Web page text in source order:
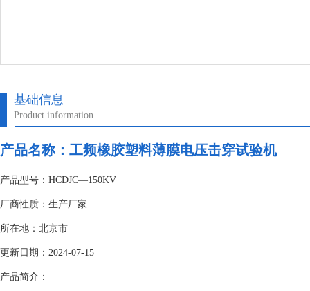
基础信息
Product information
产品名称： 工频橡胶塑料薄膜电压击穿试验机
产品型号：HCDJC—150KV
厂商性质：生产厂家
所在地：北京市
更新日期：2024-07-15
产品简介：